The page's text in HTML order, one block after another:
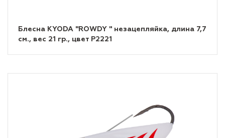
Блесна KYODA "ROWDY " незацепляйка, длина 7,7
см., вес 21 гр., цвет P2221